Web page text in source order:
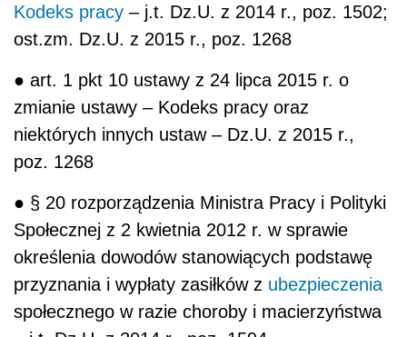
Kodeks pracy – j.t. Dz.U. z 2014 r., poz. 1502;
ost.zm. Dz.U. z 2015 r., poz. 1268
● art. 1 pkt 10 ustawy z 24 lipca 2015 r. o
zmianie ustawy – Kodeks pracy oraz
niektórych innych ustaw – Dz.U. z 2015 r.,
poz. 1268
● § 20 rozporządzenia Ministra Pracy i Polityki
Społecznej z 2 kwietnia 2012 r. w sprawie
określenia dowodów stanowiących podstawę
przyznania i wypłaty zasiłków z ubezpieczenia
społecznego w razie choroby i macierzyństwa